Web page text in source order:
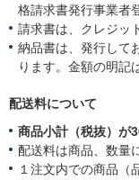
格請求書発行事業者
請求書は、クレジッ
納品書は、発行して
ります。金額の明記
配送料について
商品小計（税抜）が
配送料は商品、数量
１注文内での商品（